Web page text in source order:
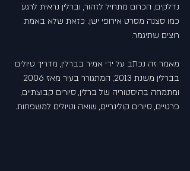
נדלקים, הכרום מתחיל לזהור, וברלין נראית לרגע
כמו סצנה מסרט אירופי ישן. כזאת שלא באמת
רוצים שתיגמר.
מאמר זה נכתב על ידי אמיר בברלין, מדריך טיולים
ומתמחה בהיסטוריה של ברלין, סיורים קבוצתיים,
פרטיים, סיורים קולינריים, שואה וטיולים למשפחות.